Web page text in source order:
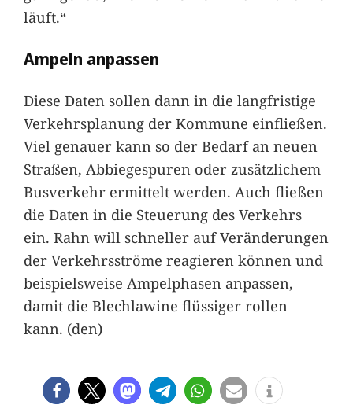
läuft.“
Ampeln anpassen
Diese Daten sollen dann in die langfristige
Verkehrsplanung der Kommune einfließen.
Viel genauer kann so der Bedarf an neuen
Straßen, Abbiegespuren oder zusätzlichem
Busverkehr ermittelt werden. Auch fließen
die Daten in die Steuerung des Verkehrs
ein. Rahn will schneller auf Veränderungen
der Verkehrsströme reagieren können und
beispielsweise Ampelphasen anpassen,
damit die Blechlawine flüssiger rollen
kann. (den)